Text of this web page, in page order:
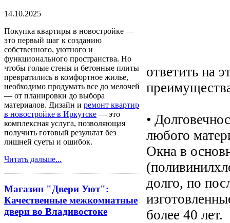
14.10.2025
Покупка квартиры в новостройке —
это первый шаг к созданию
собственного, уютного и
функционального пространства. Но
чтобы голые стены и бетонные плиты
превратились в комфортное жилье,
необходимо продумать все до мелочей
— от планировки до выбора
материалов. Дизайн и ремонт квартир
в новостройке в Иркутске — это
комплексная услуга, позволяющая
получить готовый результат без
лишней суеты и ошибок.
Читать дальше...
Магазин "Двери Уют":
Качественные межкомнатные
двери во Владивостоке
ответить на
•
любого
Окна в
долго, по
более 40 лет.